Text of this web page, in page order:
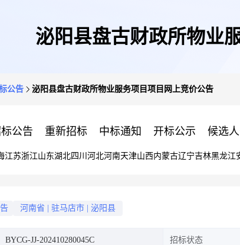
泌阳县盘古财政所物业
公告 泌阳县盘古财政所物业服务项目项目网上竞价公告
公告 重新招标 中标通知 开标公示 候选
江苏浙江山东湖北四川 河北河南天津山西内蒙古辽宁吉林黑龙江
河南省 驻马店市 泌阳县
BYCG-JJ-202410280045C 招标状态